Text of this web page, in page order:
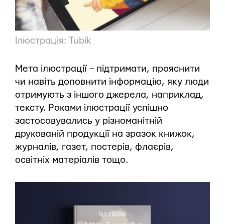
Ілюстрація: Tubik
Мета ілюстрації – підтримати, прояснити
чи навіть доповнити інформацію, яку люди
отримують з іншого джерела, наприклад,
тексту. Роками ілюстрації успішно
застосовувались у різноманітній
друкованій продукції на зразок книжок,
журналів, газет, постерів, флаєрів,
освітніх матеріалів тощо.